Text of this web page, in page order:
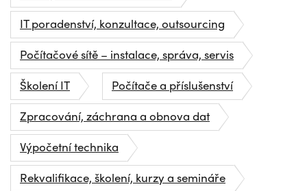
IT poradenství, konzultace, outsourcing
Počítačové sítě – instalace, správa, servis
Školení IT
Počítače a příslušenství
Zpracování, záchrana a obnova dat
Výpočetní technika
Rekvalifikace, školení, kurzy a semináře